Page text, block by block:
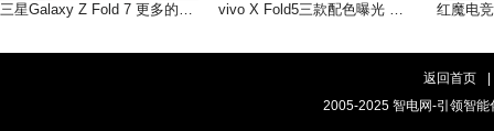
三星Galaxy Z Fold 7 更多的AI即将到来 vivo X Fold5三款配色曝光 轻薄手感，和你好搭
返回首页
2005-2025 智电网-引领智